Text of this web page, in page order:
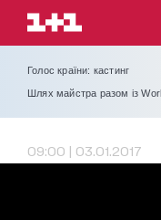
Голос країни: кастинг
Шлях майстра разом із
09:00 | 03.01.2017